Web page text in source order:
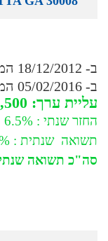
ב- 18/12/2012 המשקיע קנה ב-$55,000
ב- 05/02/2016 המשקיע מכר ב- $66,500
עליית ערך: $11,500 (20.9%)
החזר שנתי : 6.5%
תשואה שנתית : 9%
סה"כ תשואה שנתית :